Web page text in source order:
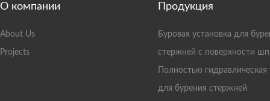
О компании
About Us
Projects
Продукция
Буровая установка для
стержней с поверхности
Полностью гидравлическая
для бурения стержней